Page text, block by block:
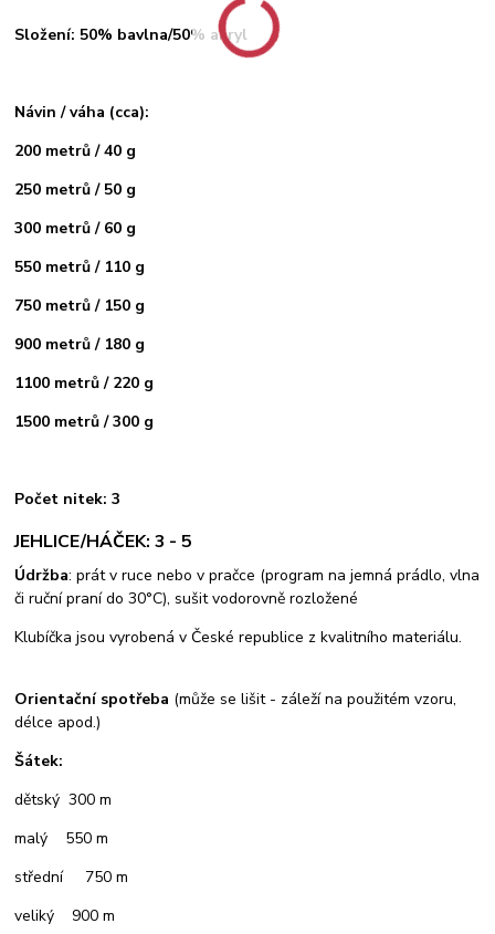
Složení: 50% bavlna/50% akryl
Návin / váha (cca):
200 metrů / 40 g
250 metrů / 50 g
300 metrů / 60 g
550 metrů / 110 g
750 metrů / 150 g
900 metrů / 180 g
1100 metrů / 220 g
1500 metrů / 300 g
Počet nitek: 3
JEHLICE/HÁČEK: 3 - 5
Údržba: prát v ruce nebo v pračce (program na jemná prádlo, vlna
či ruční praní do 30°C), sušit vodorovně rozložené
Klubíčka jsou vyrobená v České republice z kvalitního materiálu.
Orientační spotřeba (může se lišit - záleží na použitém vzoru,
délce apod.)
Šátek:
dětský 300 m
malý 550 m
střední 750 m
veliký 900 m